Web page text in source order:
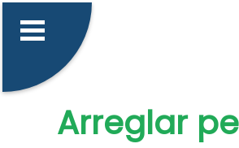
Arreglar